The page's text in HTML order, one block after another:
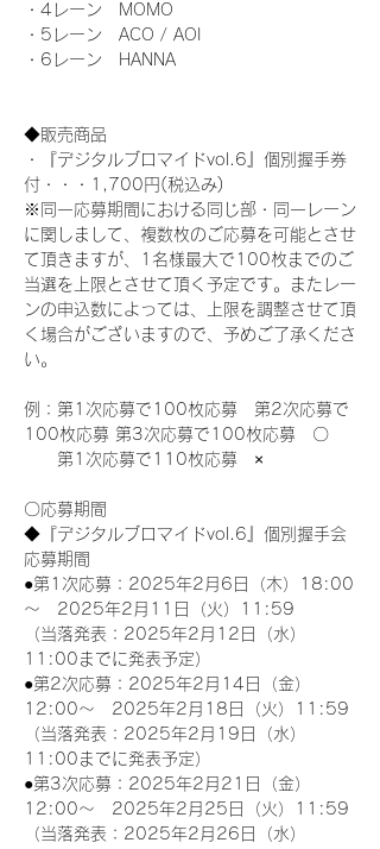
・4レーン　MOMO
・5レーン　ACO / AOI
・6レーン　HANNA
◆販売商品
・『デジタルブロマイドvol.6』個別握手券
付・・・1,700円(税込み)
※同一応募期間における同じ部・同一レーン
に関しまして、複数枚のご応募を可能とさせ
て頂きますが、1名様最大で100枚までのご
当選を上限とさせて頂く予定です。またレー
ンの申込数によっては、上限を調整させて頂
く場合がございますので、予めご了承くださ
い。
例：第1次応募で100枚応募　第2次応募で
100枚応募 第3次応募で100枚応募　〇
第1次応募で110枚応募　×
〇応募期間
◆『デジタルブロマイドvol.6』個別握手会
応募期間
●第1次応募：2025年2月6日（木）18:00
～　2025年2月11日（火）11:59
（当落発表：2025年2月12日（水）
11:00までに発表予定）
●第2次応募：2025年2月14日（金）
12:00～　2025年2月18日（火）11:59
（当落発表：2025年2月19日（水）
11:00までに発表予定）
●第3次応募：2025年2月21日（金）
12:00～　2025年2月25日（火）11:59
（当落発表：2025年2月26日（水）